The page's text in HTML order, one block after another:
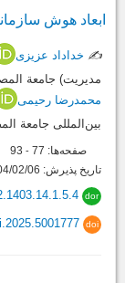
ابعاد هوش
✍️ خداداد عزیزی
مدیریت) جامعة
محمدرضا رحیمی
بین‌المللی جامعة
صفحه‌ها: 77
-
تاریخ پذیرش: 1404/02/06
dor
doi